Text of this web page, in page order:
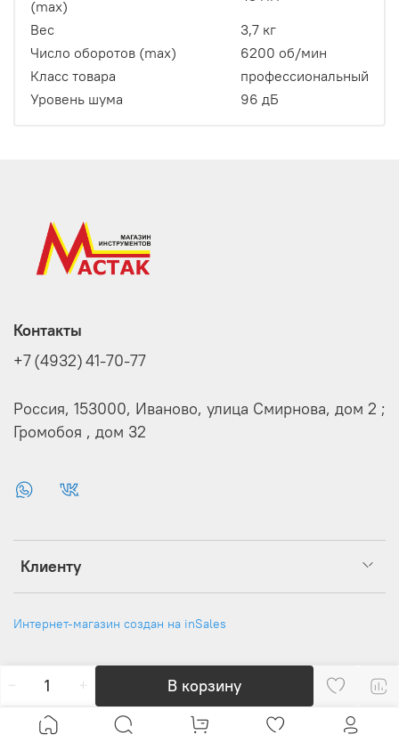
В корзину
(max)
Вес
3,7 кг
Число оборотов (max)
6200 об/мин
Класс товара
профессиональный
Уровень шума
96 дБ
Клиенту
Контакты
+7 (4932) 41-70-77
Россия, 153000, Иваново, улица Смирнова, дом 2 ;
Громобоя , дом 32
Интернет-магазин создан на inSales